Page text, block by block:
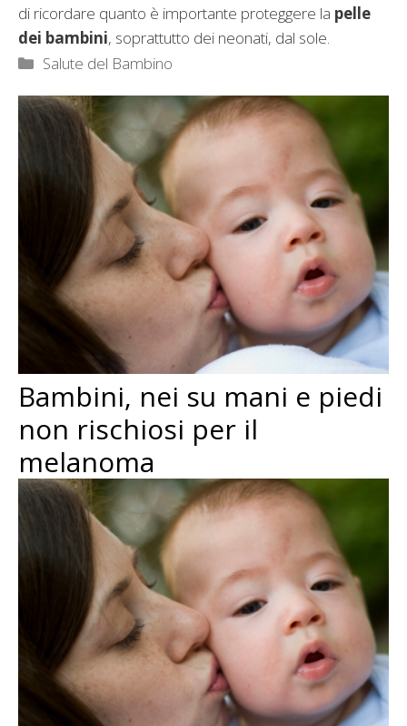
di ricordare quanto è importante proteggere la pelle
dei bambini, soprattutto dei neonati, dal sole.
Categorie
Salute del Bambino
Bambini, nei su mani e piedi
non rischiosi per il
melanoma